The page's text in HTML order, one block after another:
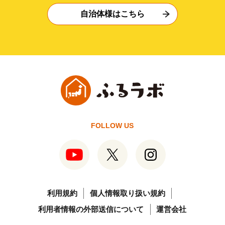
自治体様はこちら
FOLLOW US
利用規約
個人情報取り扱い規約
利用者情報の外部送信について
運営会社